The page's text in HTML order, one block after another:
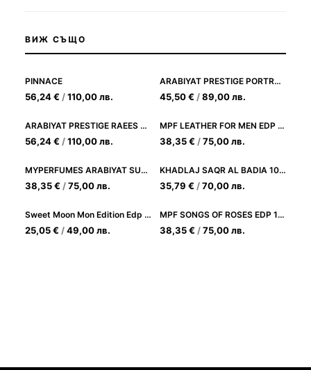
ВИЖ СЪЩО
PINNACE
56,24€ /110,00лв.
ARABIYAT PRESTIGE PORTRAIT EDP 80ML
45,50€ /89,00лв.
ARABIYAT PRESTIGE RAEES EDP 180ML
56,24€ /110,00лв.
MPF LEATHER FOR MEN EDP 100ML
38,35€ /75,00лв.
MYPERFUMES ARABIYAT SUGAR CHOCOLATE GANACHE EDP 100ML
38,35€ /75,00лв.
KHADLAJ SAQR AL BADIA 100ML
35,79 € /70,00лв.
Sweet Moon Mon Edition Edp 100ml
25,05€ /49,00лв.
MPF SONGS OF ROSES EDP 100ML
38,35€ /75,00лв.